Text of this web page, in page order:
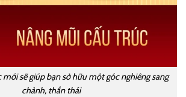
sẽ giúp bạn sở hữu một góc nghiêng sang
chảnh, thần thái